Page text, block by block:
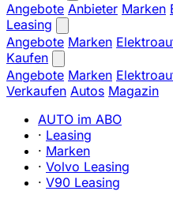
Angebote Anbieter Marken
Leasing
Angebote Marken
Kaufen
Angebote Marken
Verkaufen Autos Magazin
AUTO im ABO
· Leasing
· Marken
· Volvo Leasing
· V90 Leasing